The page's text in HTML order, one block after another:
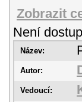
Zobrazit
Není
Název:
Autor:
Vedoucí: